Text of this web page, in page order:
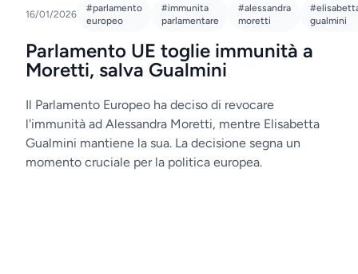
16/01/2026
#parlamento
europeo
#immunita
parlamentare
#alessandra
moretti
gualmini
Parlamento UE toglie immunità a
Moretti, salva Gualmini
Il Parlamento Europeo ha deciso di revocare
l'immunità ad Alessandra Moretti, mentre Elisabetta
Gualmini mantiene la sua. La decisione segna un
momento cruciale per la politica europea.